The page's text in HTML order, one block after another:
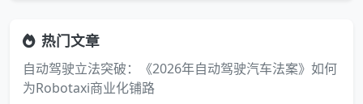
热门文章
自动驾驶立法突破：《2026年自动驾驶汽车法案》如何
为Robotaxi商业化铺路